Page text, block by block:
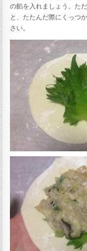
の餡を入れましょう。た
と、たたんだ際にくっつ
さい。